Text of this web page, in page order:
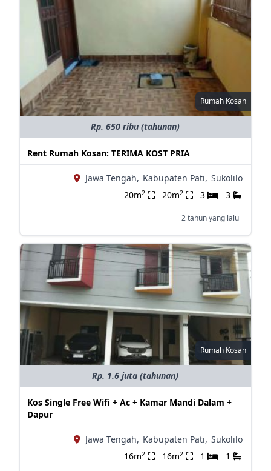
Rumah Kosan
Rp. 650 ribu (tahunan)
Rent Rumah Kosan: TERIMA KOST PRIA
Jawa Tengah, Kabupaten Pati, Sukolilo
20m2 20m2 3 3
2 tahun yang lalu
Rumah Kosan
Rp. 1.6 juta (tahunan)
Kos Single Free Wifi + Ac + Kamar Mandi Dalam +
Dapur
Jawa Tengah, Kabupaten Pati, Sukolilo
16m2 16m2 1 1